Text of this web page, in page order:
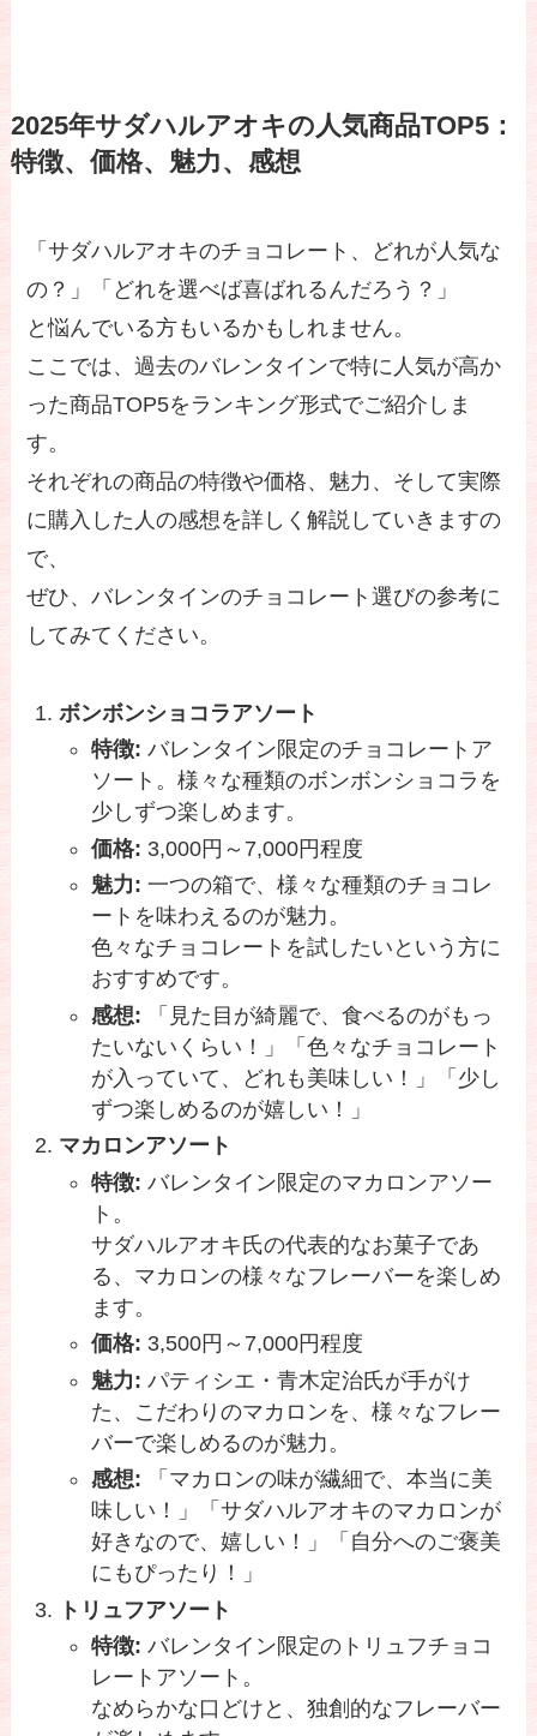
2025年サダハルアオキの人気商品TOP5：
特徴、価格、魅力、感想
「サダハルアオキのチョコレート、どれが人気な
の？」「どれを選べば喜ばれるんだろう？」
と悩んでいる方もいるかもしれません。
ここでは、過去のバレンタインで特に人気が高か
った商品TOP5をランキング形式でご紹介しま
す。
それぞれの商品の特徴や価格、魅力、そして実際
に購入した人の感想を詳しく解説していきますの
で、
ぜひ、バレンタインのチョコレート選びの参考に
してみてください。
ボンボンショコラアソート
特徴: バレンタイン限定のチョコレートア
ソート。様々な種類のボンボンショコラを
少しずつ楽しめます。
価格: 3,000円～7,000円程度
魅力: 一つの箱で、様々な種類のチョコレ
ートを味わえるのが魅力。
色々なチョコレートを試したいという方に
おすすめです。
感想: 「見た目が綺麗で、食べるのがもっ
たいないくらい！」「色々なチョコレート
が入っていて、どれも美味しい！」「少し
ずつ楽しめるのが嬉しい！」
マカロンアソート
特徴: バレンタイン限定のマカロンアソー
ト。
サダハルアオキ氏の代表的なお菓子であ
る、マカロンの様々なフレーバーを楽しめ
ます。
価格: 3,500円～7,000円程度
魅力: パティシエ・青木定治氏が手がけ
た、こだわりのマカロンを、様々なフレー
バーで楽しめるのが魅力。
感想: 「マカロンの味が繊細で、本当に美
味しい！」「サダハルアオキのマカロンが
好きなので、嬉しい！」「自分へのご褒美
にもぴったり！」
トリュフアソート
特徴: バレンタイン限定のトリュフチョコ
レートアソート。
なめらかな口どけと、独創的なフレーバー